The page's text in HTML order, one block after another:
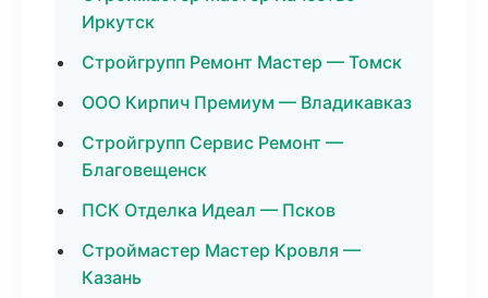
Иркутск
Стройгрупп Ремонт Мастер — Томск
ООО Кирпич Премиум — Владикавказ
Стройгрупп Сервис Ремонт —
Благовещенск
ПСК Отделка Идеал — Псков
Строймастер Мастер Кровля —
Казань